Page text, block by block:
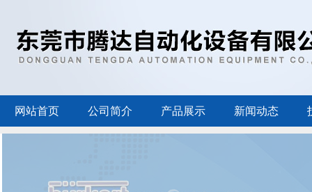
网站首页 公司简介 产品展示 新闻动态